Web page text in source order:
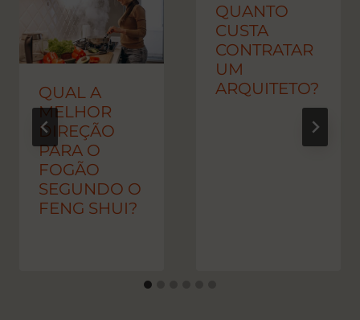
QUAL A
MELHOR
DIREÇÃO
PARA O
FOGÃO
SEGUNDO O
FENG SHUI?
QUANTO
CUSTA
CONTRATAR
UM
ARQUITETO?